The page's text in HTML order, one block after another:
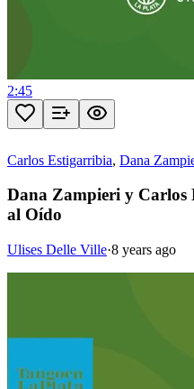
2:45
Carlos Estigarribia, Dana
Dana Zampieri y Carlos
al Oído
Ulises Delle Ville·8 years ago